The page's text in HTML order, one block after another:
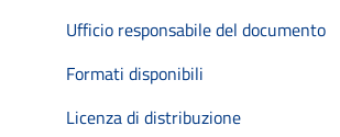
Ufficio responsabile del documento
Formati disponibili
Licenza di distribuzione